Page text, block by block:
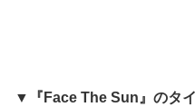
▼『Face The Sun』のタイ